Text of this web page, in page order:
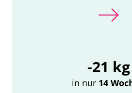
-21 kg
in nur 14